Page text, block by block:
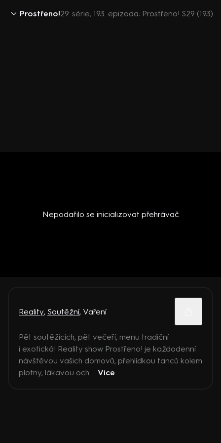
Prostřeno!29. série, 193. epizoda: Prostřeno! S29 (193)
Nepodařilo se inicializovat přehrávač
Reality, Soutěžní, Vaření
Pět soutěžících, pět večeří, menu tradiční
i exotická! Reality show Prostřeno! je každodenní
návštěvou vašich domovů, přehlídkou tanců kolem
plotny, lákavou och ... Více